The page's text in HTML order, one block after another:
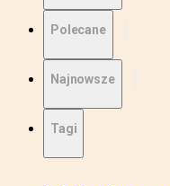
Polecane
Najnowsze
Tagi